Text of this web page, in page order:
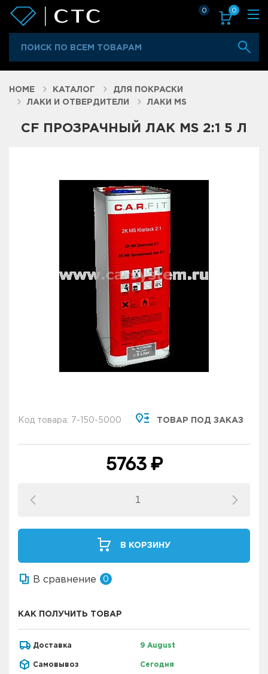
0 0
HOME КАТАЛОГ
ДЛЯ ПОКРАСКИ
ЛАКИ И ОТВЕРДИТЕЛИ
ЛАКИ MS
CF ПРОЗРАЧНЫЙ ЛАК MS 2:1 5 Л
Код товара: 7-150-5000 ТОВАР ПОД ЗАКАЗ
5763 ₽
В КОРЗИНУ
В сравнение 0
КАК ПОЛУЧИТЬ ТОВАР
Доставка 9 August
Самовывоз Сегодня